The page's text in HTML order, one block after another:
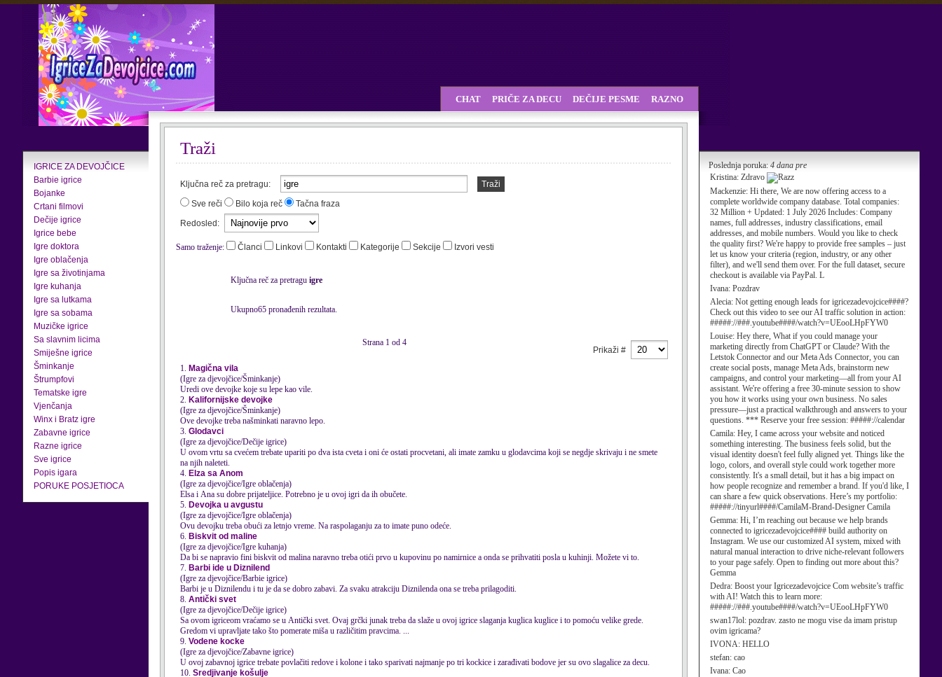
IGRICE ZA DEVOJČICE
Barbie igrice
Bojanke
Crtani filmovi
Dečije igrice
Igrice bebe
Igre doktora
Igre oblačenja
Igre sa životinjama
Igre kuhanja
Igre sa lutkama
Igre sa sobama
Muzičke igrice
Sa slavnim licima
Smiješne igrice
Šminkanje
Štrumpfovi
Tematske igre
Vjenčanja
Winx i Bratz igre
Zabavne igrice
Razne igrice
Sve igrice
Popis igara
PORUKE POSJETIOCA
Poslednja poruka: 4 dana pre
Kristina: Zdravo
Mackenzie: Hi there, We are now offering access to a
complete worldwide company database. Total companies:
32 Million + Updated: 1 July 2026 Includes: Company
names, full addresses, industry classifications, email
addresses, and mobile numbers. Would you like to check
the quality first? We're happy to provide free samples – just
let us know your criteria (region, industry, or any other
filter), and we'll send them over. For the full dataset, secure
checkout is available via PayPal. L
Ivana: Pozdrav
Alecia: Not getting enough leads for igricezadevojcice####?
Check out this video to see our AI traffic solution in action:
#####://###.youtube####/watch?v=UEooLHpFYW0
Louise: Hey there, What if you could manage your
marketing directly from ChatGPT or Claude? With the
Letstok Connector and our Meta Ads Connector, you can
create social posts, manage Meta Ads, brainstorm new
campaigns, and control your marketing—all from your AI
assistant. We're offering a free 30-minute session to show
you how it works using your own business. No sales
pressure—just a practical walkthrough and answers to your
questions. *** Reserve your free session: #####://calendar
Camila: Hey, I came across your website and noticed
something interesting. The business feels solid, but the
visual identity doesn't feel fully aligned yet. Things like the
logo, colors, and overall style could work together more
consistently. It's a small detail, but it has a big impact on
how people recognize and remember a brand. If you'd like, I
can share a few quick observations. Here’s my portfolio:
#####://tinyurl####/CamilaM-Brand-Designer Camila
Gemma: Hi, I’m reaching out because we help brands
connected to igricezadevojcice#### build authority on
Instagram. We use our customized AI system, mixed with
natural manual interaction to drive niche-relevant followers
to your page safely. Open to finding out more about this?
Gemma
Dedra: Boost your Igricezadevojcice Com website’s traffic
with AI! Watch this to learn more:
#####://###.youtube####/watch?v=UEooLHpFYW0
swan17lol: pozdrav. zasto ne mogu vise da imam pristup
ovim igricama?
IVONA: HELLO
stefan: cao
Ivana: Cao
CHAT PRIČE ZA DECU DEČIJE PESME RAZNO
Traži
Ključna reč za pretragu:
Traži
Sve reči
Bilo koja reč
Tačna fraza
Redosled:
Samo traženje: Članci Linkovi Kontakti Kategorije Sekcije Izvori vesti
Ključna reč za pretragu igre
Ukupno65 pronađenih rezultata.
Prikaži #
Strana 1 od 4
1. Magična vila
(Igre za djevojčice/Šminkanje)
Uredi ove devojke koje su lepe kao vile.
2. Kalifornijske devojke
(Igre za djevojčice/Šminkanje)
Ove devojke treba našminkati naravno lepo.
3. Glodavci
(Igre za djevojčice/Dečije igrice)
U ovom vrtu sa cvećem trebate upariti po dva ista cveta i oni će ostati procvetani, ali imate zamku u glodavcima koji se negdje skrivaju i ne smete
na njih naleteti.
4. Elza sa Anom
(Igre za djevojčice/Igre oblačenja)
Elsa i Ana su dobre prijateljice. Potrebno je u ovoj igri da ih obučete.
5. Devojka u avgustu
(Igre za djevojčice/Igre oblačenja)
Ovu devojku treba obući za letnjo vreme. Na raspolaganju za to imate puno odeće.
6. Biskvit od maline
(Igre za djevojčice/Igre kuhanja)
Da bi se napravio fini biskvit od malina naravno treba otići prvo u kupovinu po namirnice a onda se prihvatiti posla u kuhinji. Možete vi to.
7. Barbi ide u Diznilend
(Igre za djevojčice/Barbie igrice)
Barbi je u Diznilendu i tu je da se dobro zabavi. Za svaku atrakciju Diznilenda ona se treba prilagoditi.
8. Antički svet
(Igre za djevojčice/Dečije igrice)
Sa ovom igriceom vraćamo se u Antički svet. Ovaj grčki junak treba da slaže u ovoj igrice slaganja kuglica kuglice i to pomoću velike grede.
Gredom vi upravljate tako što pomerate miša u različitim pravcima. ...
9. Vodene kocke
(Igre za djevojčice/Zabavne igrice)
U ovoj zabavnoj igrice trebate povlačiti redove i kolone i tako sparivati najmanje po tri kockice i zarađivati bodove jer su ovo slagalice za decu.
10. Sredjivanje košulje